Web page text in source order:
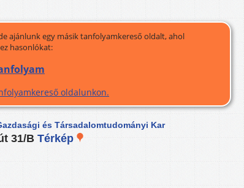
ajánlunk egy másik tanfolyamkereső oldalt, ahol
hasonlókat:
oldalunkon.
és Társadalomtudományi Kar
31/B Térkép